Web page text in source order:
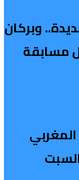
وبركان
مسابقة